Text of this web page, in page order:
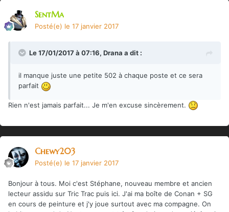
SentMa
Posté(e) le 17 janvier 2017
Le 17/01/2017 à 07:16, Drana a dit :
il manque juste une petite 502 à chaque poste et ce sera
parfait
Rien n'est jamais parfait... Je m'en excuse sincèrement.
Chewy203
Posté(e) le 17 janvier 2017
Bonjour à tous. Moi c'est Stéphane, nouveau membre et ancien
lecteur assidu sur Tric Trac puis ici. J'ai ma boîte de Conan + SG
en cours de peinture et j'y joue surtout avec ma compagne. On